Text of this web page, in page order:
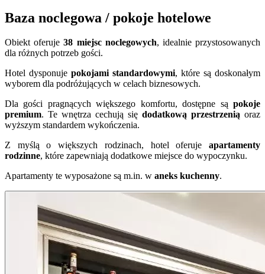
Baza noclegowa / pokoje hotelowe
Obiekt oferuje38 miejsc noclegowych, idealnie przystosowanych
dla różnych potrzeb gości.
Hotel dysponuje pokojami standardowymi, które są doskonałym
wyborem dla podróżujących w celach biznesowych.
Dla gości pragnących większego komfortu, dostępne są pokoje
premium. Te wnętrza cechują się dodatkową przestrzenią oraz
wyższym standardem wykończenia.
Z myślą o większych rodzinach, hotel oferuje apartamenty
rodzinne, które zapewniają dodatkowe miejsce do wypoczynku.
Apartamenty te wyposażone są m.in. w aneks kuchenny.